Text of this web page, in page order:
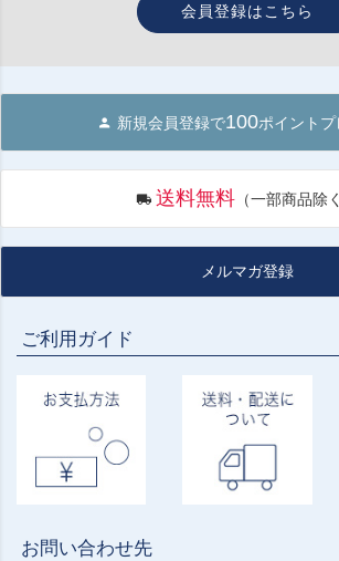
会員登録はこちら
新規会員登録で100ポイントプ
送料無料 （一部商品除
メルマガ登録
ご利用ガイド
お問い合わせ先